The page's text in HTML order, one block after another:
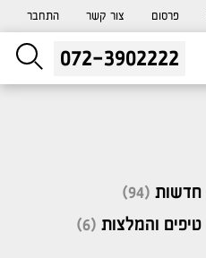
פרסום צור קשר התחבר
ליעוץ חינם
והזמנת כרטיס שמחות
072-3902222
חדשות (94)
טיפים והמלצות (6)